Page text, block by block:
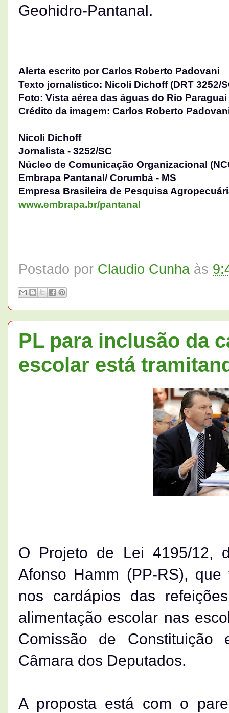
Geohidro-Pantanal.
Alerta escrito por Carlos Roberto Padovani
Texto jornalístico: Nicoli Dichoff (DRT 3252/
Foto: Vista aérea das águas do Rio Paraguai
Crédito da imagem: Carlos Roberto
Nicoli Dichoff
Jornalista - 3252/SC
Núcleo de Comunicação Organizacional
Embrapa Pantanal/ Corumbá - MS
Empresa Brasileira de Pesquisa
www.embrapa.br/pantanal
Postado por Claudio Cunha às
PL para inclusão da
escolar está
O Projeto de Lei 4195/12,
Afonso Hamm (PP-RS),
nos cardápios das
alimentação escolar nas
Comissão de
Câmara dos Deputados.
A proposta está com o